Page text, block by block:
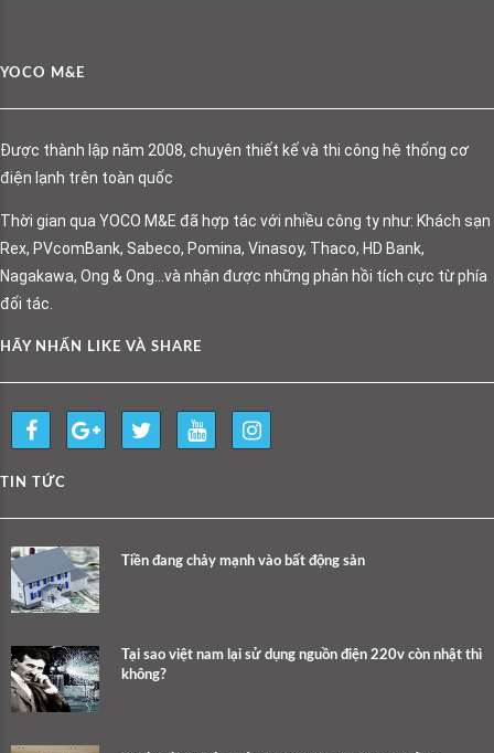
YOCO M&E
Được thành lập năm 2008, chuyên thiết kế và thi công hệ thống cơ
điện lạnh trên toàn quốc
Thời gian qua YOCO M&E đã hợp tác với nhiều công ty như: Khách sạn
Rex, PVcomBank, Sabeco, Pomina, Vinasoy, Thaco, HD Bank,
Nagakawa, Ong & Ong…và nhận được những phản hồi tích cực từ phía
đối tác.
HÃY NHẤN LIKE VÀ SHARE
TIN TỨC
Tiền đang chảy mạnh vào bất động sản
Tại sao việt nam lại sử dụng nguồn điện 220v còn nhật thì
không?